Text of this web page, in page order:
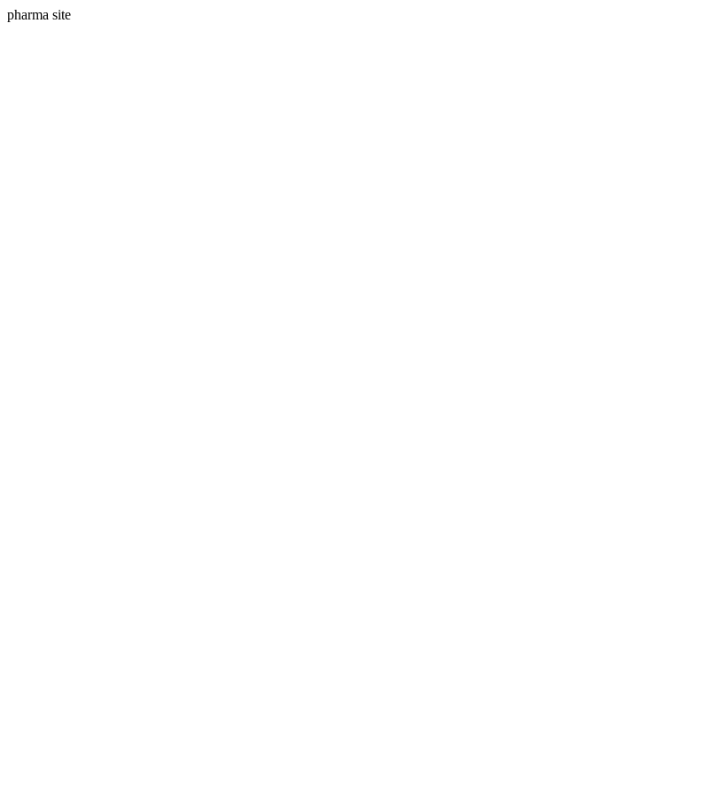
pharma site